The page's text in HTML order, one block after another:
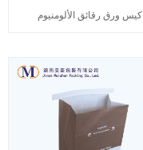
كيس ورق رقائق الألومنيوم